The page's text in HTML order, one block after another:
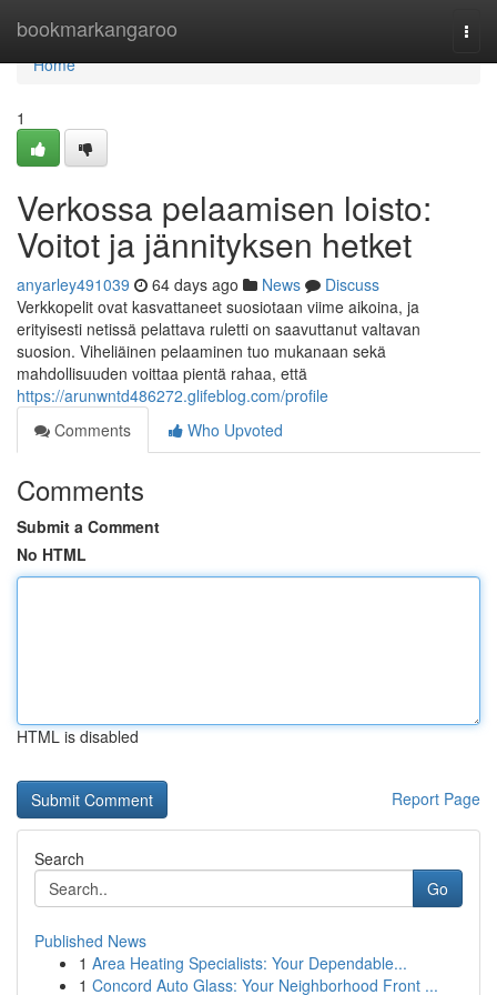
bookmarkangaroo
Home
Home
1
Verkossa pelaamisen loisto:
Voitot ja jännityksen hetket
anyarley491039 64 days ago News
Discuss
Verkkopelit ovat kasvattaneet suosiotaan viime aikoina, ja
erityisesti netissä pelattava ruletti on saavuttanut valtavan
suosion. Viheliäinen pelaaminen tuo mukanaan sekä
mahdollisuuden voittaa pientä rahaa, että
https://arunwntd486272.glifeblog.com/profile
Comments
Who Upvoted
Comments
Submit a Comment
No HTML
HTML is disabled
Report Page
Search
Go
Published News
1 Area Heating Specialists: Your Dependable...
1 Concord Auto Glass: Your Neighborhood Front ...